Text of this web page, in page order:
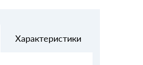
Характеристики